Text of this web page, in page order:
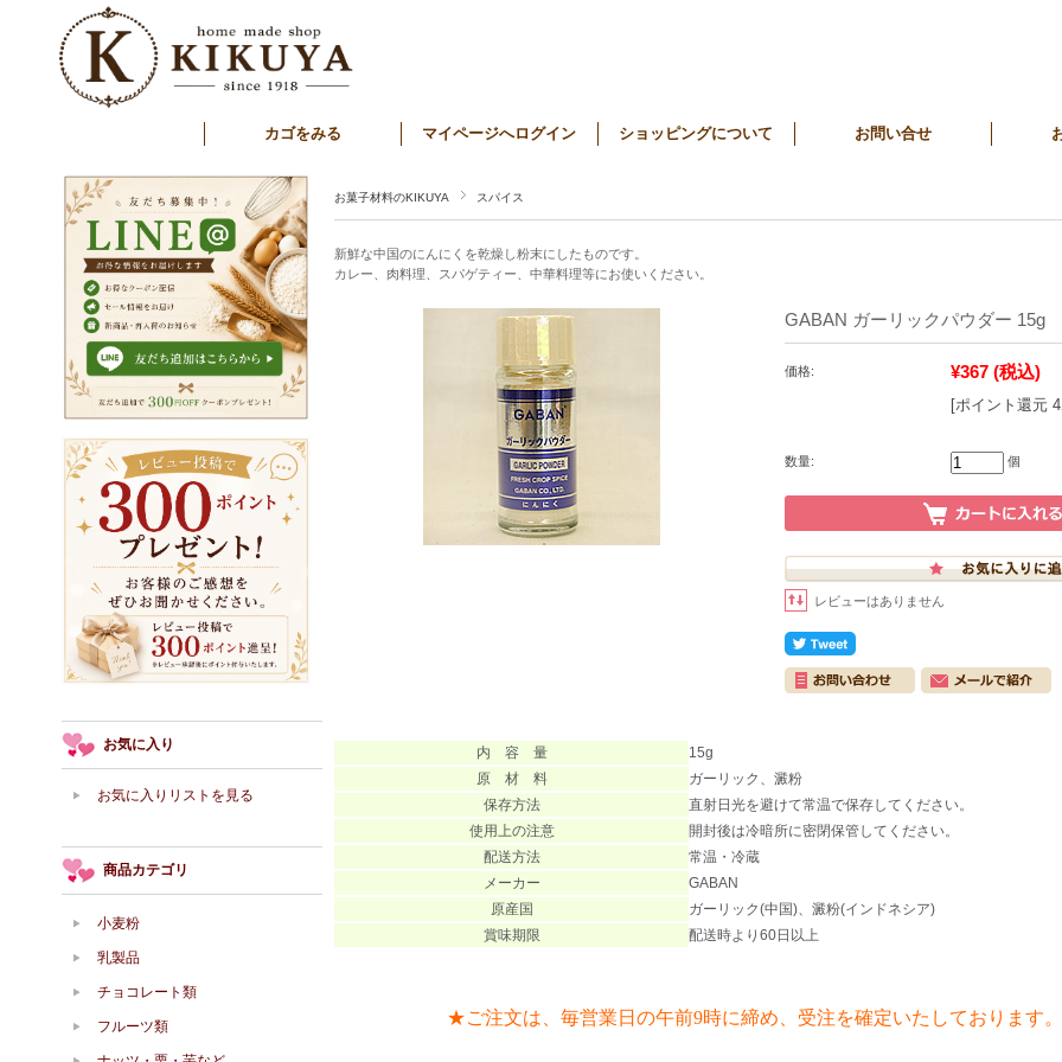
カゴをみる マイページへログイン ショッピングについて お問い合せ
お菓子材料のKIKUYA スパイス
新鮮な中国のにんにくを乾燥し粉末にしたものです。
カレー、肉料理、スパゲティー、中華料理等にお使いください。
GABAN ガーリックパウダー 15g
価格: ¥367 (税込)
[ポイント還元
数量: 個
レビューはありません
内 容 量
15g
原 材 料
ガーリック、澱粉
保存方法
直射日光を避けて常温で保存してください。
使用上の注意
開封後は冷暗所に密閉保管してください。
配送方法
常温・冷蔵
メーカー
GABAN
原産国
ガーリック(中国)、澱粉(インドネシア)
賞味期限
配送時より60日以上
★ご注文は、毎営業日の午前9時に締め、受注を確定いたしております。
お気に入り
お気に入りリストを見る
商品カテゴリ
小麦粉
乳製品
チョコレート類
フルーツ類